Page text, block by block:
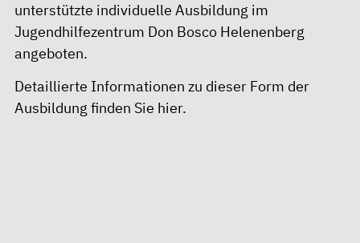
unterstützte individuelle Ausbildung im
Jugendhilfezentrum Don Bosco Helenenberg
angeboten.
Detaillierte Informationen zu dieser Form der
Ausbildung finden Sie hier.